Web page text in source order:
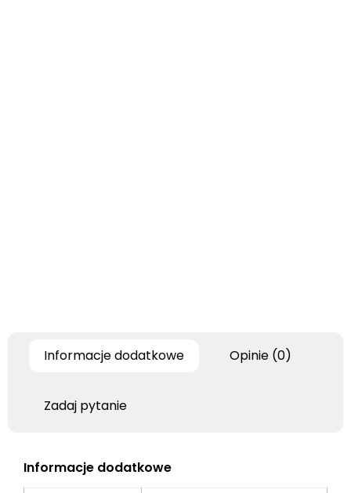
Informacje dodatkowe Opinie (0)
Zadaj pytanie
Informacje dodatkowe